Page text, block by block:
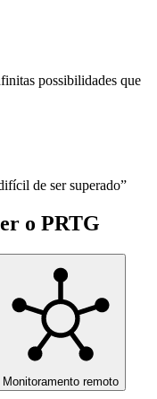
possibilidades que
de ser superado”
o PRTG
Monitoramento remoto